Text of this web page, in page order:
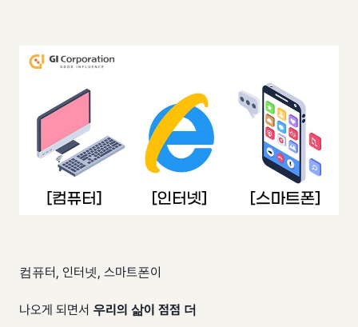
​컴퓨터, 인터넷, 스마트폰이
나오게 되면서 우리의 삶이 점점 더